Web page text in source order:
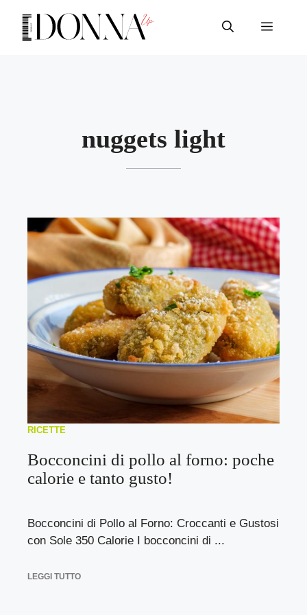
contenuto
Menu
nuggets light
RICETTE
Bocconcini di pollo al forno: poche
calorie e tanto gusto!
Bocconcini di Pollo al Forno: Croccanti e Gustosi
con Sole 350 Calorie I bocconcini di ...
LEGGI TUTTO